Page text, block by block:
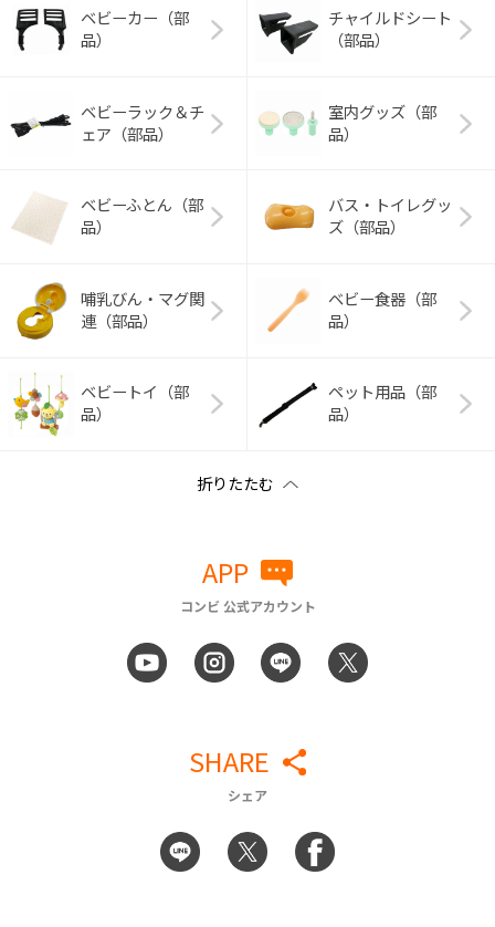
ベビーカー（部
品）
チャイルドシート
（部品）
ベビーラック＆チ
ェア（部品）
室内グッズ（部
品）
ベビーふとん（部
品）
バス・トイレグッ
ズ（部品）
哺乳びん・マグ関
連（部品）
ベビー食器（部
品）
ベビートイ（部
品）
ペット用品（部
品）
APP
コンビ 公式アカウント
SHARE
シェア